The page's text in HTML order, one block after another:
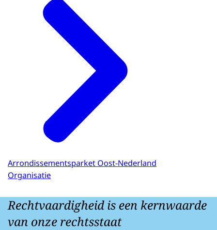
Arrondissementsparket Oost-Nederland
Organisatie
Rechtvaardigheid is een kernwaarde
van onze rechtsstaat